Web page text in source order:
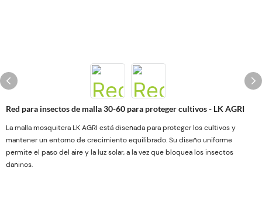
Red para insectos de malla 30-60 para proteger cultivos - LK AGRI
La malla mosquitera LK AGRI está diseñada para proteger los cultivos y
mantener un entorno de crecimiento equilibrado. Su diseño uniforme
permite el paso del aire y la luz solar, a la vez que bloquea los insectos
dañinos.